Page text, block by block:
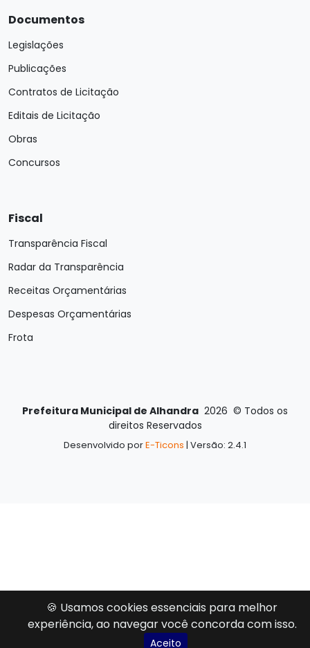
Documentos
Legislações
Publicações
Contratos de Licitação
Editais de Licitação
Obras
Concursos
Fiscal
Transparência Fiscal
Radar da Transparência
Receitas Orçamentárias
Despesas Orçamentárias
Frota
Prefeitura Municipal de Alhandra 2026 © Todos os
direitos Reservados
Desenvolvido porE-Ticons | Versão: 2.4.1
🍪 Usamos cookies essenciais para melhor
experiência, ao navegar você concorda com isso.
Aceito